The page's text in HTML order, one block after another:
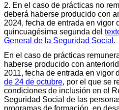
2. En el caso de prácticas no
deberá haberse producido con
2024, fecha de entrada en vigor
quincuagésima segunda del
General de la Seguridad Social .
En el caso de prácticas
haberse producido con
2011, fecha de entrada en vigor
de 24 de octubre, por el que se
condiciones de inclusión en el
Seguridad Social de las
programas de formación, en